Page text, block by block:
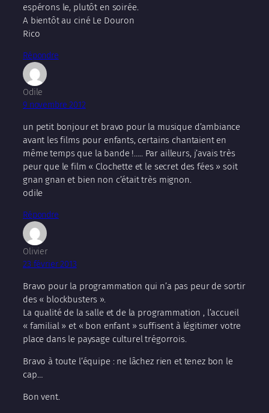
espérons le, plutôt en soirée.
A bientôt au ciné Le Douron
Rico
Répondre
Odile
9 novembre 2012
un petit bonjour et bravo pour la musique d’ambiance
avant les films pour enfants, certains chantaient en
même temps que la bande !….. Par ailleurs, j’avais très
peur que le film « Clochette et le secret des fées » soit
gnan gnan et bien non c’était très mignon.
odile
Répondre
Olivier
23 février 2013
Bravo pour la programmation qui n’a pas peur de sortir
des « blockbusters ».
La qualité de la salle et de la programmation , l’accueil
« familial » et « bon enfant » suffisent à légitimer votre
place dans le paysage culturel trégorrois.
Bravo à toute l’équipe : ne lâchez rien et tenez bon le
cap…
Bon vent.